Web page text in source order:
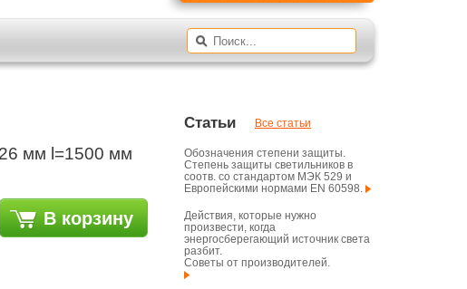
мм l=1500 мм
В корзину
Статьи Все статьи
Обозначения степени защиты.
Степень защиты светильников в
соотв. со стандартом МЭК 529 и
Европейскими нормами EN 60598.
Действия, которые нужно
произвести, когда
энергосберегающий источник света
разбит.
Советы от производителей.